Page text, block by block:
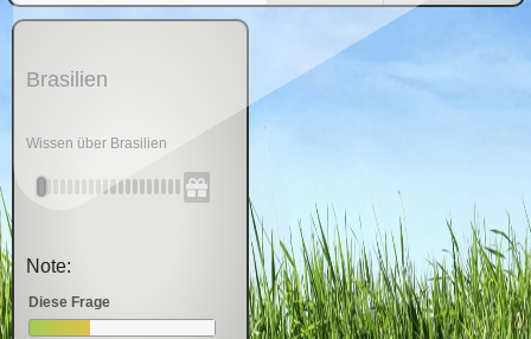
Brasilien
Wissen über Brasilien
Note:
Diese Frage